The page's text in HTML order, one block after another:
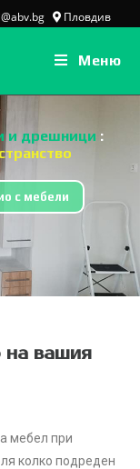
Пловдив
Меню
и дрешници :
с мебели
на вашия
мебел при
колко подреден